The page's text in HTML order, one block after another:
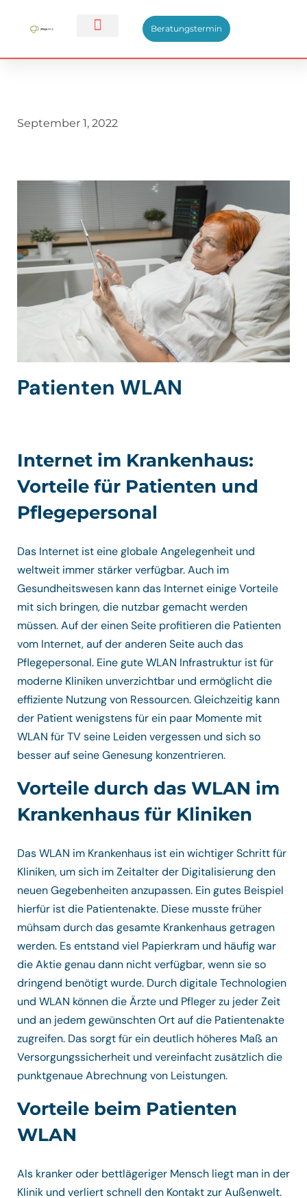
Beratungstermin
September 1, 2022
Patienten WLAN
Internet im Krankenhaus:
Vorteile für Patienten und
Pflegepersonal
Das Internet ist eine globale Angelegenheit und
weltweit immer stärker verfügbar. Auch im
Gesundheitswesen kann das Internet einige Vorteile
mit sich bringen, die nutzbar gemacht werden
müssen. Auf der einen Seite profitieren die Patienten
vom Internet, auf der anderen Seite auch das
Pflegepersonal. Eine gute WLAN Infrastruktur ist für
moderne Kliniken unverzichtbar und ermöglicht die
effiziente Nutzung von Ressourcen. Gleichzeitig kann
der Patient wenigstens für ein paar Momente mit
WLAN für TV seine Leiden vergessen und sich so
besser auf seine Genesung konzentrieren.
Vorteile durch das WLAN im
Krankenhaus für Kliniken
Das WLAN im Krankenhaus ist ein wichtiger Schritt für
Kliniken, um sich im Zeitalter der Digitalisierung den
neuen Gegebenheiten anzupassen. Ein gutes Beispiel
hierfür ist die Patientenakte. Diese musste früher
mühsam durch das gesamte Krankenhaus getragen
werden. Es entstand viel Papierkram und häufig war
die Aktie genau dann nicht verfügbar, wenn sie so
dringend benötigt wurde. Durch digitale Technologien
und WLAN können die Ärzte und Pfleger zu jeder Zeit
und an jedem gewünschten Ort auf die Patientenakte
zugreifen. Das sorgt für ein deutlich höheres Maß an
Versorgungssicherheit und vereinfacht zusätzlich die
punktgenaue Abrechnung von Leistungen.
Vorteile beim Patienten
WLAN
Als kranker oder bettlägeriger Mensch liegt man in der
Klinik und verliert schnell den Kontakt zur Außenwelt.